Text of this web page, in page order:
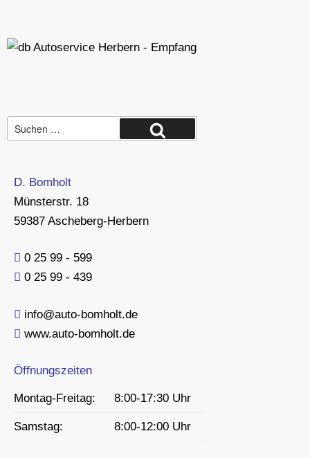
Suche
nach:
Suchen
D. Bomholt
Münsterstr. 18
59387 Ascheberg-Herbern
0 25 99 - 599
0 25 99 - 439
info@auto-bomholt.de
www.auto-bomholt.de
Öffnungszeiten
Montag-Freitag: 8:00-17:30 Uhr
Samstag: 8:00-12:00 Uhr